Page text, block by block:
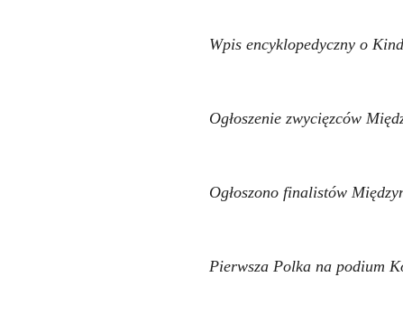
Wpis encyklopedyczny o
Ogłoszenie zwycięzców
Ogłoszono finalistów
Pierwsza Polka na podium